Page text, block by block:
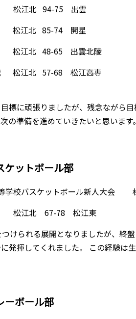
北 94-75 出雲
北 85-74 開星
48-65 出雲北陵
松江北 57-68 松江高
標に頑張りましたが、残念ながら
の準備を進めていきたいと思います。
ットボール部
学校バスケットボール新人大会
67-78 松江東
けられる展開となりましたが、終
発揮してくれました。 この経験は
ボール部